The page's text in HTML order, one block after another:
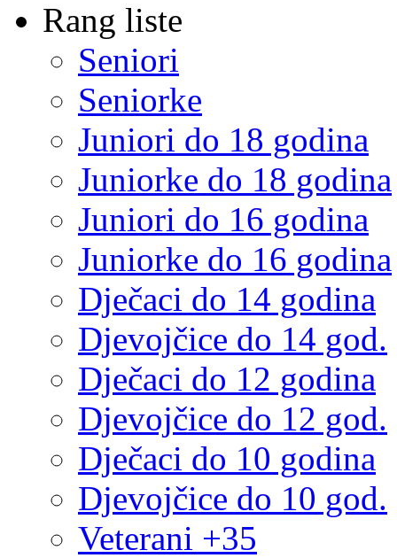
Rang liste
Seniori
Seniorke
Juniori do 18 godina
Juniorke do 18 godina
Juniori do 16 godina
Juniorke do 16 godina
Dječaci do 14 godina
Djevojčice do 14 god.
Dječaci do 12 godina
Djevojčice do 12 god.
Dječaci do 10 godina
Djevojčice do 10 god.
Veterani +35